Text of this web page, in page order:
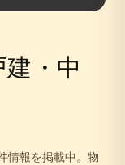
・中
報を掲載中。 物